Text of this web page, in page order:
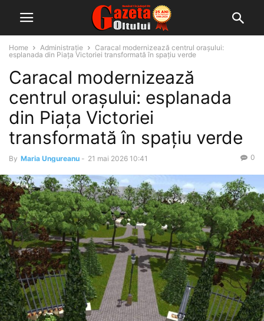
Home Administrație
Caracal modernizează centrul orașului:
esplanada din Piața Victoriei transformată în spațiu verde
Caracal modernizează
centrul orașului: esplanada
din Piața Victoriei
transformată în spațiu verde
By Maria Ungureanu - 21 mai 2026 10:41 0